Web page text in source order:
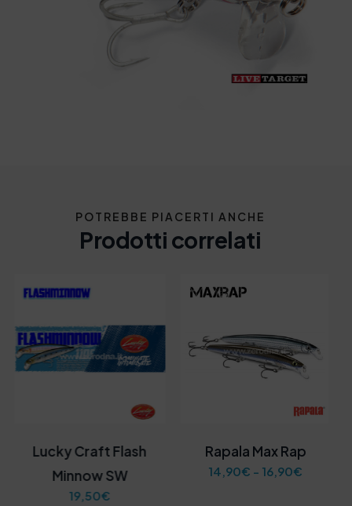
POTREBBE PIACERTI ANCHE
Prodotti correlati
Lucky Craft Flash
Minnow SW
19,50€
Rapala Max Rap
14,90€ - 16,90€F